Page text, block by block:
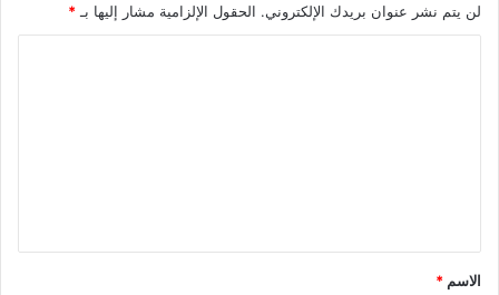
لن يتم نشر عنوان بريدك الإلكتروني. الحقول الإلزامية مشار إليها بـ*
ق
*
الاسم *